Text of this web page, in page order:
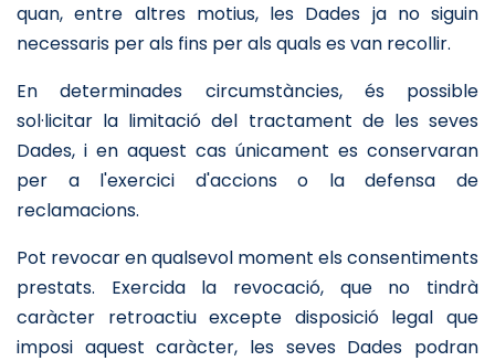
quan, entre altres motius, les Dades ja no siguin
necessaris per als fins per als quals es van recollir.
En determinades circumstàncies, és possible
sol·licitar la limitació del tractament de les seves
Dades, i en aquest cas únicament es conservaran
per a l'exercici d'accions o la defensa de
reclamacions.
Pot revocar en qualsevol moment els consentiments
prestats. Exercida la revocació, que no tindrà
caràcter retroactiu excepte disposició legal que
imposi aquest caràcter, les seves Dades podran